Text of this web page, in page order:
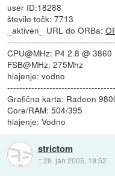
user ID:18288
število točk: 7713
_aktiven_ URL do ORBa:
CPU@MHz: P4 2.8 @ 3860
FSB@MHz: 275Mhz
hlajenje: vodno
Grafična karta: Radeon
Core/RAM: 504/395
hlajenje: Vodno
strictom
::28. jan 2005, 19:52